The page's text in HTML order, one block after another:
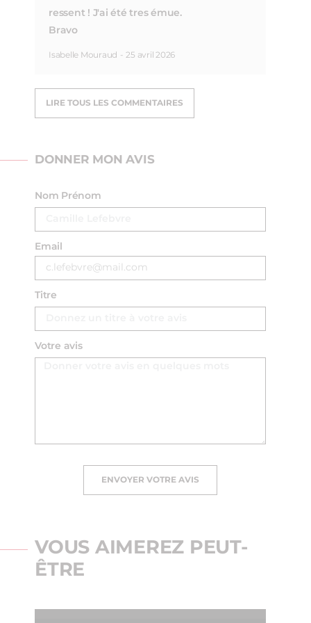
ressent ! J'ai été tres émue.
Bravo
Isabelle Mouraud - 25 avril 2026
LIRE TOUS LES COMMENTAIRES
DONNER MON AVIS
Nom Prénom
Email
Titre
Votre avis
ENVOYER VOTRE AVIS
VOUS AIMEREZ PEUT-
ÊTRE